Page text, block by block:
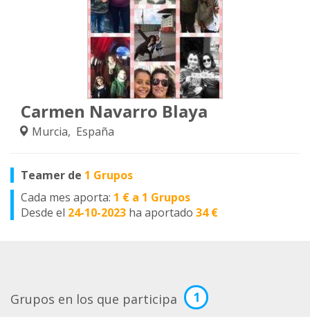
Carmen Navarro Blaya
Murcia, España
Teamer de 1 Grupos
Cada mes aporta: 1 € a 1 Grupos
Desde el 24-10-2023 ha aportado 34 €
Grupos en los que participa 1